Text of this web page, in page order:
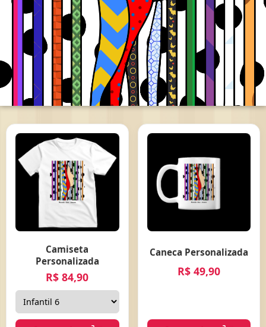
Camiseta
Personalizada
R$ 84,90
Caneca Personalizada
R$ 49,90